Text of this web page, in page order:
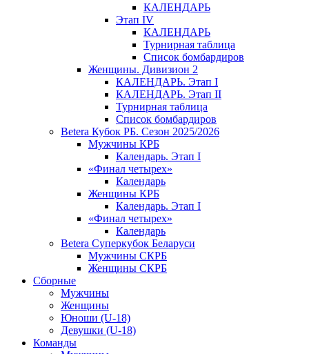
КАЛЕНДАРЬ
Этап IV
КАЛЕНДАРЬ
Турнирная таблица
Список бомбардиров
Женщины. Дивизион 2
КАЛЕНДАРЬ. Этап I
КАЛЕНДАРЬ. Этап II
Турнирная таблица
Список бомбардиров
Betera Кубок РБ. Сезон 2025/2026
Мужчины КРБ
Календарь. Этап I
«Финал четырех»
Календарь
Женщины КРБ
Календарь. Этап I
«Финал четырех»
Календарь
Betera Суперкубок Беларуси
Мужчины СКРБ
Женщины СКРБ
Сборные
Мужчины
Женщины
Юноши (U-18)
Девушки (U-18)
Команды